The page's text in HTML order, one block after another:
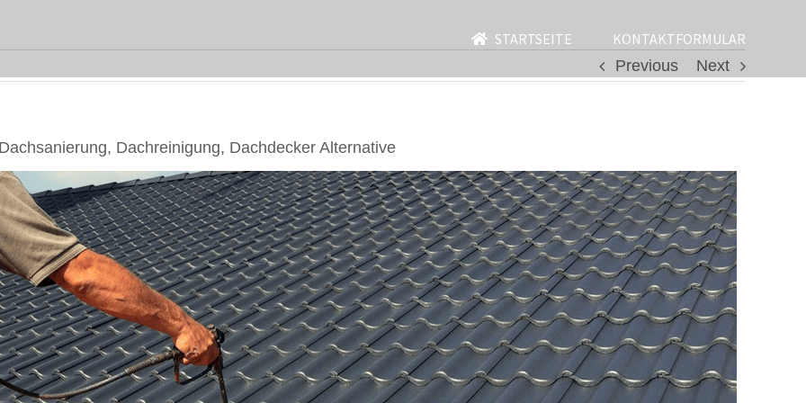
STARTSEITE
KONTAKTFORMULAR
Previous
Next
Dachreinigung, Dachdecker Alternative